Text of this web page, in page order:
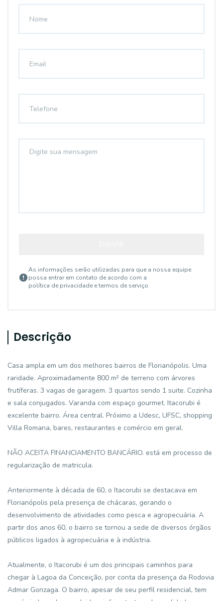
As informações serão utilizadas para que a nossa equipe
possa entrar em contato de acordo com a
política de privacidade e termos de serviço
Descrição
Casa ampla em um dos melhores bairros de Florianópolis. Uma
raridade. Aproximadamente 800 m² de terreno com árvores
frutíferas. 3 vagas de garagem. 3 quartos sendo 1 suite. Cozinha
e sala conjugados. Varanda com espaço gourmet. Itacorubi é
excelente bairro. Área central. Próximo a Udesc, UFSC, shopping
Villa Romana, bares, restaurantes e comércio em geral.
NÃO ACEITA FINANCIAMENTO BANCÁRIO. está em processo de
regularização de matricula.
Anteriormente à década de 60, o Itacorubi se destacava em
Florianópolis pela presença de chácaras, gerando o
desenvolvimento de atividades como pesca e agropecuária. A
partir dos anos 60, o bairro se tornou a sede de diversos órgãos
públicos ligados à agropecuária e à indústria.
Atualmente, o Itacorubi é um dos principais caminhos para
chegar à Lagoa da Conceição, por conta da presença da Rodovia
Admar Gonzaga. O bairro, apesar de seu perfil residencial, tem